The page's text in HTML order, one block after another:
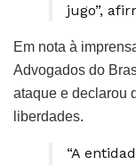
jugo”,
Em nota à
Advogados do
ataque e declarou
liberdades.
“A